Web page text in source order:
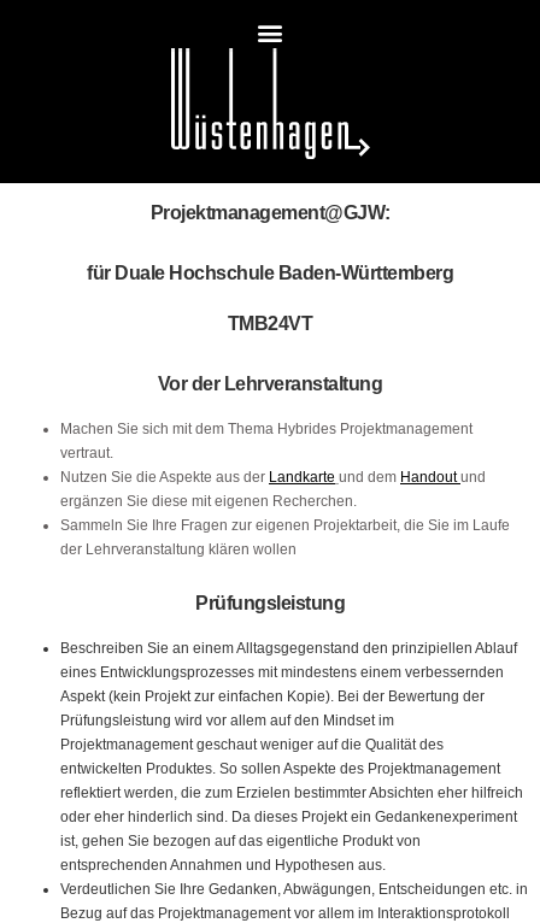
Projektmanagement@GJW:
für Duale Hochschule Baden-Württemberg
TMB24VT
Vor der Lehrveranstaltung
Machen Sie sich mit dem Thema Hybrides Projektmanagement
vertraut.
Nutzen Sie die Aspekte aus der Landkarte und dem Handout und
ergänzen Sie diese mit eigenen Recherchen.
Sammeln Sie Ihre Fragen zur eigenen Projektarbeit, die Sie im Laufe
der Lehrveranstaltung klären wollen
Prüfungsleistung
Beschreiben Sie an einem Alltagsgegenstand den prinzipiellen Ablauf
eines Entwicklungsprozesses mit mindestens einem verbessernden
Aspekt (kein Projekt zur einfachen Kopie). Bei der Bewertung der
Prüfungsleistung wird vor allem auf den Mindset im
Projektmanagement geschaut weniger auf die Qualität des
entwickelten Produktes. So sollen Aspekte des Projektmanagement
reflektiert werden, die zum Erzielen bestimmter Absichten eher hilfreich
oder eher hinderlich sind. Da dieses Projekt ein Gedankenexperiment
ist, gehen Sie bezogen auf das eigentliche Produkt von
entsprechenden Annahmen und Hypothesen aus.
Verdeutlichen Sie Ihre Gedanken, Abwägungen, Entscheidungen etc. in
Bezug auf das Projektmanagement vor allem im Interaktionsprotokoll